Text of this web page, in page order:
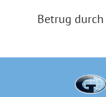
Betrug